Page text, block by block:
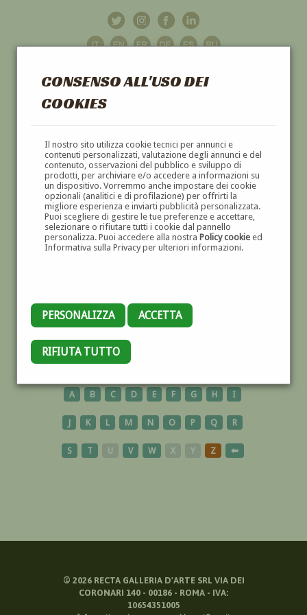
CONSENSO ALL'USO DEI
COOKIES
Il nostro sito utilizza cookie tecnici per annunci e
contenuti personalizzati, valutazione degli annunci e del
contenuto, osservazioni del pubblico e sviluppo di
prodotti, per archiviare e/o accedere a informazioni su
un dispositivo. Vorremmo anche impostare dei cookie
opzionali (analitici e di profilazione) per offrirti la
migliore esperienza e inviarti pubblicità personalizzata.
Puoi scegliere di gestire le tue preferenze e accettare,
selezionare o rifiutare tutti i cookie dal pannello
personalizza. Puoi accedere alla nostra Policy cookieed
Informativa sulla Privacy per ulteriori informazioni.
PERSONALIZZA ACCETTA
RIFIUTA TUTTO
GALLERIAD'ARTE
DIPINTI E SCULTURE '800 E '900
PRETE
A B C D E F G H I
J K L M N O P Q R
S T U V W X Y Z ⬅
© 2026RECTA GALLERIA D'ARTE SRL VIA DEI
CORONARI 140 - 00186 - ROMA - IVA:
10654351005